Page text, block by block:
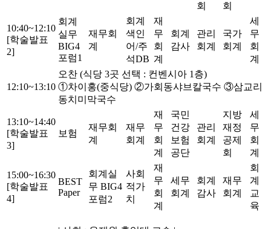
회
회
10:40~12:10
[학술발표
2]
회계
실무
BIG4
포럼1
재무회
계
회계
색인
어/주
석DB
재
무
회
계
회계
감사
관리
회계
국가
회계
세
무
회
계
12:10~13:10
오찬 (식당 3곳 선택 : 컨벤시아 1층)
①차이홍(중식당) ②가회동샤브칼국수 ③삼교리
동치미막국수
13:10~14:40
[학술발표
3]
보험
재무회
계
재무
회계
재
무
회
계
국민
건강
보험
공단
관리
회계
지방
재정
공제
회
세
무
회
계
15:00~16:30
[학술발표
4]
BEST
Paper
회계실
무 BIG4
포럼2
사회
적가
치
재
무
회
계
세무
회계
회계
감사
재무
회계
회
계
교
육